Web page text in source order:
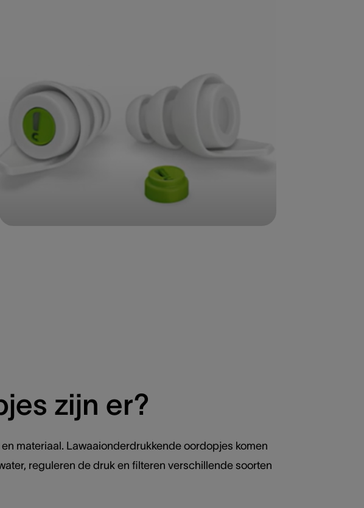
zijn er?
materiaal. Lawaaionderdrukkende oordopjes komen
reguleren de druk en filteren verschillende soorten